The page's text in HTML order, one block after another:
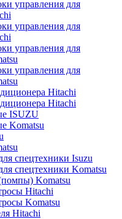
управления для
управления для
управления для
управления для
Hitachi
Hitachi
ISUZU
Komatsu
спецтехники Isuzu
спецтехники Komatsu
Komatsu
Hitachi
Komatsu
Hitachi